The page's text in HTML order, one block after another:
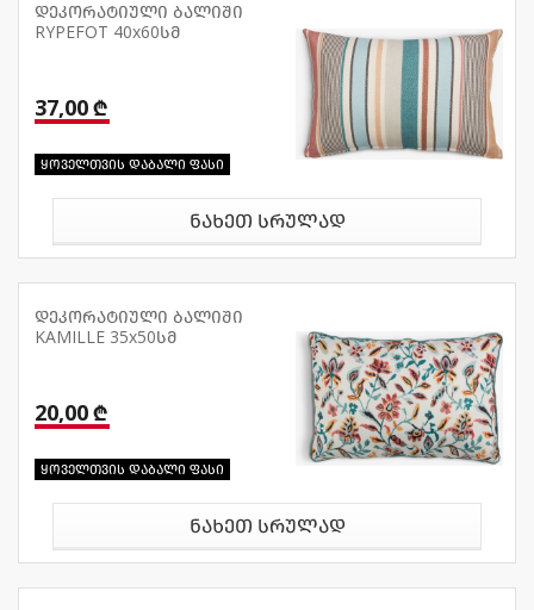
დეკორატიული ბალიში
RYPEFOT 40x60სმ
37,00 ₾
ყოველთვის დაბალი ფასი
ნახეთ სრულად
დეკორატიული ბალიში
KAMILLE 35x50სმ
20,00 ₾
ყოველთვის დაბალი ფასი
ნახეთ სრულად